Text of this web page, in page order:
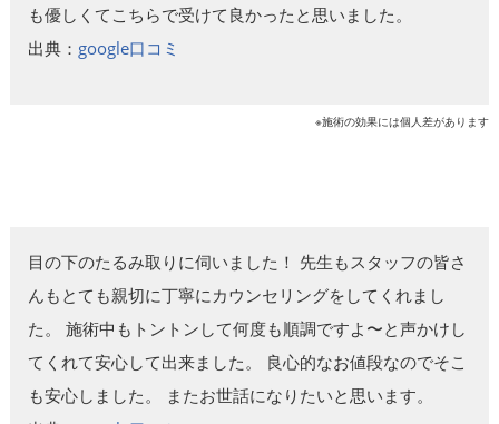
も優しくてこちらで受けて良かったと思いました。
出典： google口コミ
※施術の効果には個人差があります
目の下のたるみ取りに伺いました！ 先生もスタッフの皆さ
んもとても親切に丁寧にカウンセリングをしてくれまし
た。 施術中もトントンして何度も順調ですよ〜と声かけし
てくれて安心して出来ました。 良心的なお値段なのでそこ
も安心しました。 またお世話になりたいと思います。